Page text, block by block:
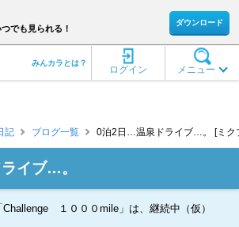
でも見られる！
ダウンロード
メニュー
ログイン
みんカラとは？
記 ブログ一覧 0泊2日…温泉ドライブ…。 [ミク
イブ…。
Challenge １０００mile」は、継続中（仮）